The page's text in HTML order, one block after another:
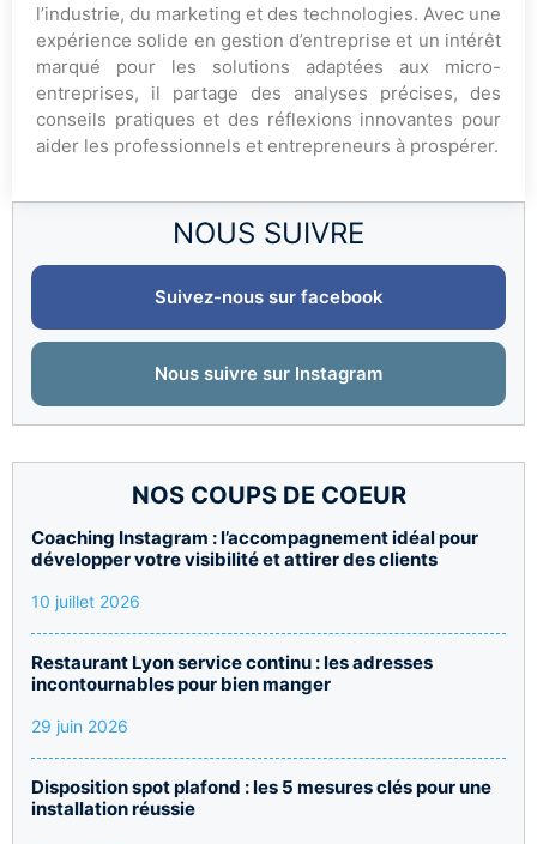
NOUS SUIVRE
Suivez-nous sur facebook
Nous suivre sur Instagram
NOS COUPS DE COEUR
Coaching Instagram : l’accompagnement idéal pour
développer votre visibilité et attirer des clients
10 juillet 2026
Restaurant Lyon service continu : les adresses
incontournables pour bien manger
29 juin 2026
Disposition spot plafond : les 5 mesures clés pour une
installation réussie
l’industrie, du marketing et des technologies. Avec une
expérience solide en gestion d’entreprise et un intérêt
marqué pour les solutions adaptées aux micro-
entreprises, il partage des analyses précises, des
conseils pratiques et des réflexions innovantes pour
aider les professionnels et entrepreneurs à prospérer.